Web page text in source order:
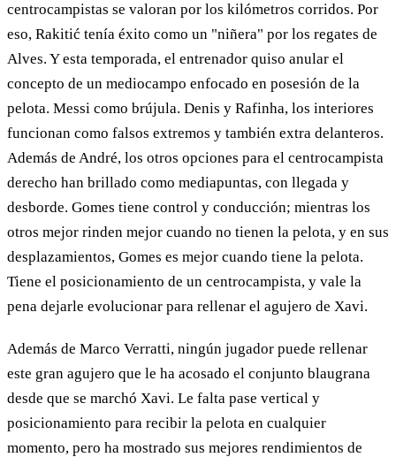
centrocampistas se valoran por los kilómetros corridos. Por
eso, Rakitić tenía éxito como un "niñera" por los regates de
Alves. Y esta temporada, el entrenador quiso anular el
concepto de un mediocampo enfocado en posesión de la
pelota. Messi como brújula. Denis y Rafinha, los interiores
funcionan como falsos extremos y también extra delanteros.
Además de André, los otros opciones para el centrocampista
derecho han brillado como mediapuntas, con llegada y
desborde. Gomes tiene control y conducción; mientras los
otros mejor rinden mejor cuando no tienen la pelota, y en sus
desplazamientos, Gomes es mejor cuando tiene la pelota.
Tiene el posicionamiento de un centrocampista, y vale la
pena dejarle evolucionar para rellenar el agujero de Xavi.
Además de Marco Verratti, ningún jugador puede rellenar
este gran agujero que le ha acosado el conjunto blaugrana
desde que se marchó Xavi. Le falta pase vertical y
posicionamiento para recibir la pelota en cualquier
momento, pero ha mostrado sus mejores rendimientos de